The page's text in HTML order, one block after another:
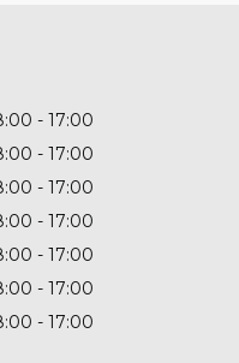
17:00
17:00
17:00
17:00
17:00
17:00
17:00